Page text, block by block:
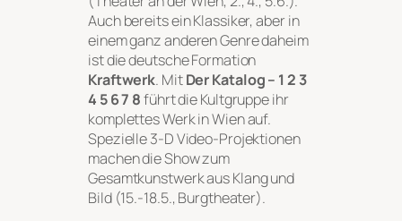
Auch bereits ein Klassiker, aber in
einem ganz anderen Genre daheim
ist die deutsche Formation
Kraftwerk. MitDer Katalog – 1 2 3
4 5 6 7 8führt die Kultgruppe ihr
komplettes Werk in Wien auf.
Spezielle 3-D Video-Projektionen
machen die Show zum
Gesamtkunstwerk aus Klang und
Bild (15.-18.5., Burgtheater).